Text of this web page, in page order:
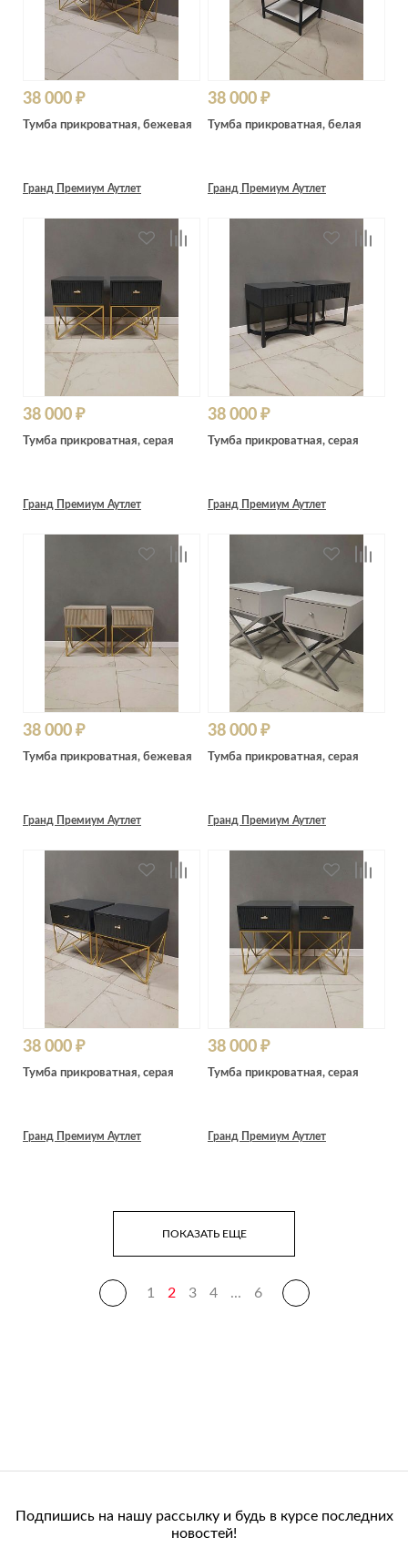
38 000 ₽
Тумба прикроватная, бежевая
Гранд Премиум Аутлет
38 000 ₽
Тумба прикроватная, белая
Гранд Премиум Аутлет
38 000 ₽
Тумба прикроватная, серая
Гранд Премиум Аутлет
38 000 ₽
Тумба прикроватная, серая
Гранд Премиум Аутлет
38 000 ₽
Тумба прикроватная, бежевая
Гранд Премиум Аутлет
38 000 ₽
Тумба прикроватная, серая
Гранд Премиум Аутлет
38 000 ₽
Тумба прикроватная, серая
Гранд Премиум Аутлет
38 000 ₽
Тумба прикроватная, серая
Гранд Премиум Аутлет
ПОКАЗАТЬ ЕЩЕ
1 2 3 4 ... 6
Подпишись на нашу рассылку и будь в курсе последних
новостей!